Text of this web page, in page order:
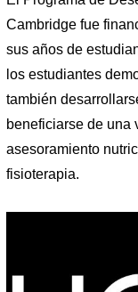
Cambridge fue
sus años de
los estudiantes
también
beneficiarse de una
asesoramiento
fisioterapia.